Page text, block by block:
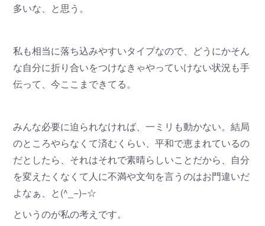
多いな、と思う。
私も相当に落ち込みやすいタイプなので、どうにかそん
な自分に折り合いをつけなきゃやっていけない状況も手
伝って、今ここまできてる。
みんな必要に迫られなければ、一ミリも動かない。結局
のところやらなくて済むくらい、平和で恵まれているの
だとしたら、それはそれで素晴らしいことだから、自分
を変えたくなくて人に不満や文句を言うのはお門違いだ
よなぁ、と(^_−)−☆
というのが私の考えです。